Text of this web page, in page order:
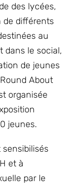
des lycées,
de différents
au
dans le social,
de jeunes
About
organisée
jeunes.
et à
par le